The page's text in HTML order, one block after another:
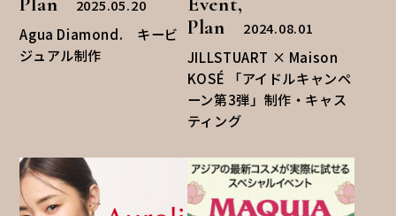
2025.05.20
Agua Diamond. キービ
ジュアル制作
Plan
2024.08.01
JILLSTUART × Maison
KOSÉ 「アイドルキャンペ
ーン第3弾」制作・キャス
ティング